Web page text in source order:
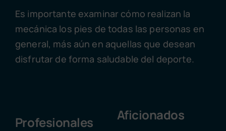
Es importante examinar cómo realizan la
mecánica los pies de todas las personas en
general, más aún en aquellas que desean
disfrutar de forma saludable del deporte.
Profesionales Aficionados